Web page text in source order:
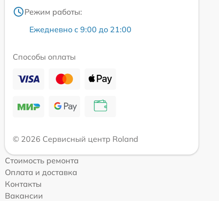
Режим работы:
Ежедневно с 9:00 до 21:00
Способы оплаты
© 2026 Сервисный центр Roland
Стоимость ремонта
Оплата и доставка
Контакты
Вакансии